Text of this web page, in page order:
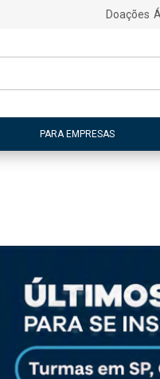
Doações
PARA EMPRESAS